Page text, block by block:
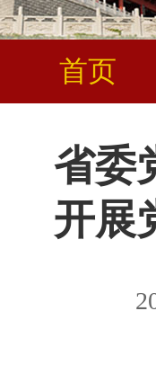
首页
省委
开展